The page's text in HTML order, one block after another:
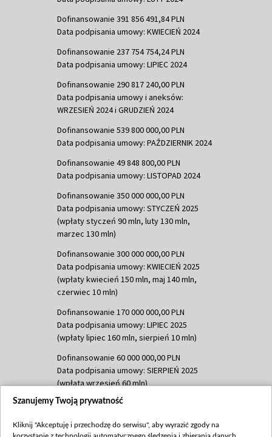
Dofinansowanie 391 856 491,84 PLN
Data podpisania umowy: KWIECIEŃ 2024
Dofinansowanie 237 754 754,24 PLN
Data podpisania umowy: LIPIEC 2024
Dofinansowanie 290 817 240,00 PLN
Data podpisania umowy i aneksów:
WRZESIEŃ 2024 i GRUDZIEŃ 2024
Dofinansowanie 539 800 000,00 PLN
Data podpisania umowy: PAŹDZIERNIK 2024
Dofinansowanie 49 848 800,00 PLN
Data podpisania umowy: LISTOPAD 2024
Dofinansowanie 350 000 000,00 PLN
Data podpisania umowy: STYCZEŃ 2025
(wpłaty styczeń 90 mln, luty 130 mln,
marzec 130 mln)
Dofinansowanie 300 000 000,00 PLN
Data podpisania umowy: KWIECIEŃ 2025
(wpłaty kwiecień 150 mln, maj 140 mln,
czerwiec 10 mln)
Dofinansowanie 170 000 000,00 PLN
Data podpisania umowy: LIPIEC 2025
(wpłaty lipiec 160 mln, sierpień 10 mln)
Dofinansowanie 60 000 000,00 PLN
Data podpisania umowy: SIERPIEŃ 2025
(wpłata wrzesień 60 mln)
Dofinansowanie 635 783 051,21 PLN
(wpłata wrzesień 100 mln, październik 350
Szanujemy Twoją prywatność
Kliknij "Akceptuję i przechodzę do serwisu", aby wyrazić zgody na